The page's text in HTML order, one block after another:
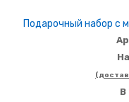
Подарочный набор с
В